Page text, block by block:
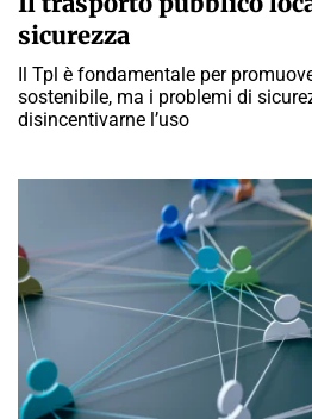
sicurezza
Il Tpl è fondamentale per
sostenibile, ma i problemi di
disincentivarne l’uso